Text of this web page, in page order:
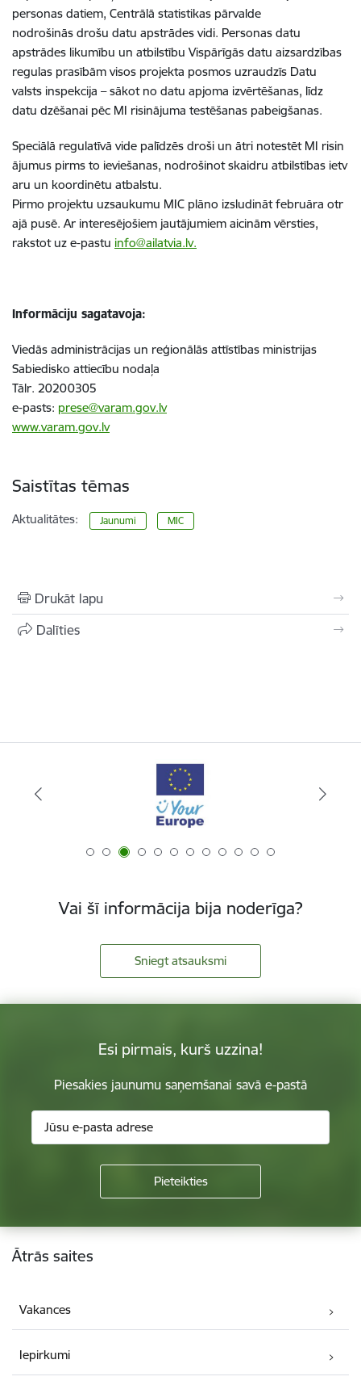
personas datiem, Centrālā statistikas pārvalde
nodrošinās drošu datu apstrādes vidi. Personas datu
apstrādes likumību un atbilstību Vispārīgās datu aizsardzības
regulas prasībām visos projekta posmos uzraudzīs Datu
valsts inspekcija – sākot no datu apjoma izvērtēšanas, līdz
datu dzēšanai pēc MI risinājuma testēšanas pabeigšanas.
Speciālā regulatīvā vide palīdzēs droši un ātri notestēt MI risin
ājumus pirms to ieviešanas, nodrošinot skaidru atbilstības ietv
aru un koordinētu atbalstu.
Pirmo projektu uzsaukumu MIC plāno izsludināt februāra otr
ajā pusē. Ar interesējošiem jautājumiem aicinām vērsties,
rakstot uz e-pastu info@ailatvia.lv.
Informāciju sagatavoja:
Viedās administrācijas un reģionālās attīstības ministrijas
Sabiedisko attiecību nodaļa
Tālr. 20200305
e-pasts: prese@varam.gov.lv
www.varam.gov.lv
Saistītas tēmas
Aktualitātes: Jaunumi MIC
Drukāt lapu
Dalīties
Vai šī informācija bija noderīga?
Sniegt atsauksmi
Esi pirmais, kurš uzzina!
Piesakies jaunumu saņemšanai savā e-pastā
Kājene
Ātrās saites
Vakances
Iepirkumi